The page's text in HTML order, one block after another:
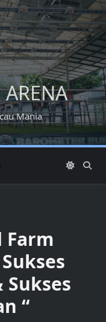
ARENA
Mania
Farm
“